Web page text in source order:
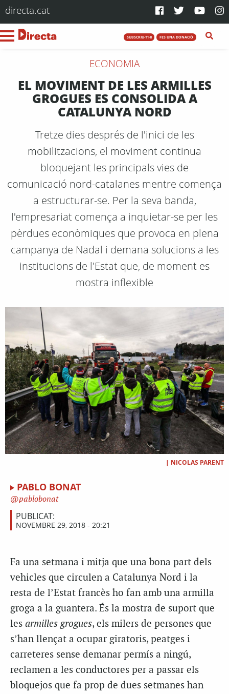
directa.cat
SUBSCRIU-T'HI FES UNA DONACIÓ
ECONOMIA
EL MOVIMENT DE LES ARMILLES
GROGUES ES CONSOLIDA A
CATALUNYA NORD
Tretze dies després de l'inici de les
mobilitzacions, el moviment continua
bloquejant les principals vies de
comunicació nord-catalanes mentre comença
a estructurar-se. Per la seva banda,
l'empresariat comença a inquietar-se per les
pèrdues econòmiques que provoca en plena
campanya de Nadal i demana solucions a les
institucions de l'Estat que, de moment es
mostra inflexible
| NICOLAS PARENT
PABLO BONAT
pablobonat
PUBLICAT:
NOVEMBRE 29, 2018 - 20:21
Fa una setmana i mitja que una bona part dels
vehicles que circulen a Catalunya Nord i la
resta de l’Estat francès ho fan amb una armilla
groga a la guantera. És la mostra de suport que
les armilles grogues, els milers de persones que
s’han llençat a ocupar giratoris, peatges i
carreteres sense demanar permís a ningú,
reclamen a les conductores per a passar els
bloquejos que fa prop de dues setmanes han